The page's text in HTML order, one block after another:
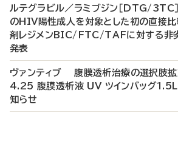
ルテグラビル／ラミブジン［DTG/3TC］
のHIV陽性成人を対象とした初の直接比
剤レジメンBIC/FTC/TAFに対する非
発表
ヴァンティブ 腹膜透析治療の選択肢拡
4.25 腹膜透析液 UV ツインバッグ1.5L
知らせ